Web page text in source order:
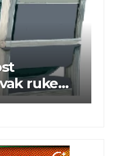
na
mrežu